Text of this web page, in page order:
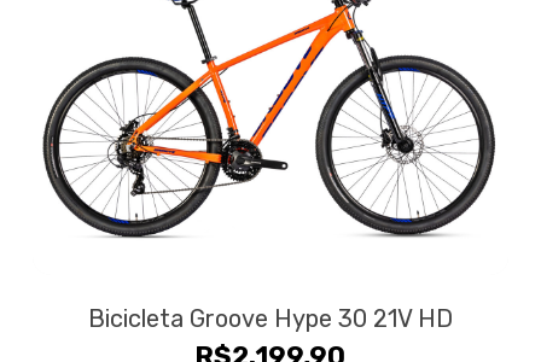
Bicicleta Groove Hype 30 21V HD